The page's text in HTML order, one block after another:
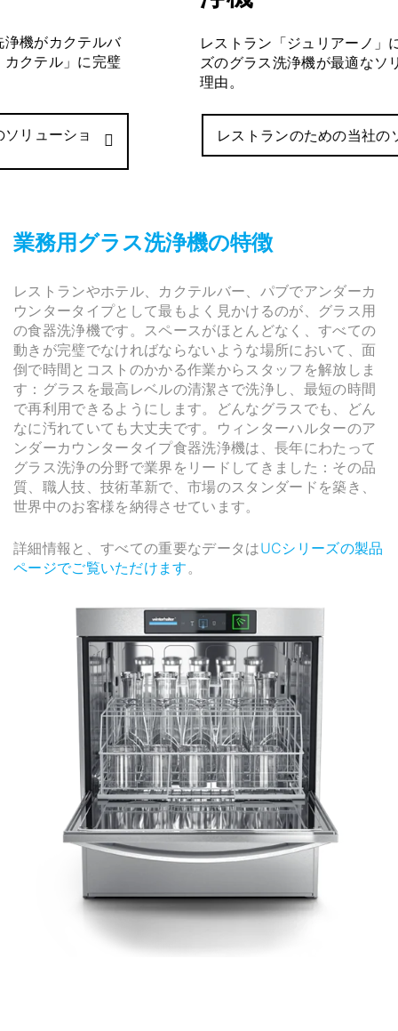
レストラン「ジュリアーノ」にとって、UCシリー
ズのグラス洗浄機が最適なソリューションである
レストランのための当社のソリューション
業務用グラス洗浄機の特徴
レストランやホテル、カクテルバー、パブでアンダーカ
ウンタータイプとして最もよく見かけるのが、グラス用
の食器洗浄機です。スペースがほとんどなく、すべての
動きが完璧でなければならないような場所において、面
倒で時間とコストのかかる作業からスタッフを解放しま
す：グラスを最高レベルの清潔さで洗浄し、最短の時間
で再利用できるようにします。どんなグラスでも、どん
なに汚れていても大丈夫です。ウィンターハルターのア
ンダーカウンタータイプ食器洗浄機は、長年にわたって
グラス洗浄の分野で業界をリードしてきました：その品
質、職人技、技術革新で、市場のスタンダードを築き、
世界中のお客様を納得させています。
詳細情報と、すべての重要なデータはUCシリーズの製品
ページでご覧いただけます 。